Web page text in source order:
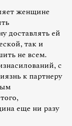
женщине
доставлять ей
так и
не всем.
с
к партнеру
еще ни разу